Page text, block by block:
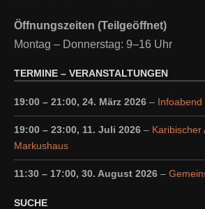
Öffnungszeiten (Teilgeöffnet)
Montag – Donnerstag: 9–16 Uhr
TERMINE – VERANSTALTUNGEN
19:00 – 21:00, 24. März 2026 – Infoabend
19:00 – 23:00, 11. Juli 2026 – Karibischer
Markushaus
11:30 – 17:00, 30. August 2026 –
SUCHE